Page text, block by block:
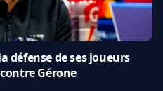
défense de ses joueurs
Gérone